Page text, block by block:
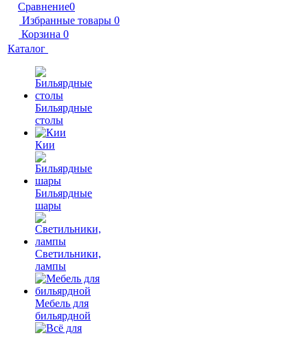
Сравнение0
Избранные товары 0
Корзина 0
Каталог
Бильярдные
столы
Кии
Бильярдные
шары
Светильники,
лампы
Мебель для
бильярдной